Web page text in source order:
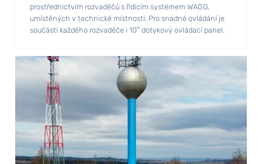
prostřednictvím rozvaděčů s řídicím systémem WAGO,
umístěných v technické místnosti. Pro snadné ovládání je
součástí každého rozvaděče i 10″ dotykový ovládací panel.